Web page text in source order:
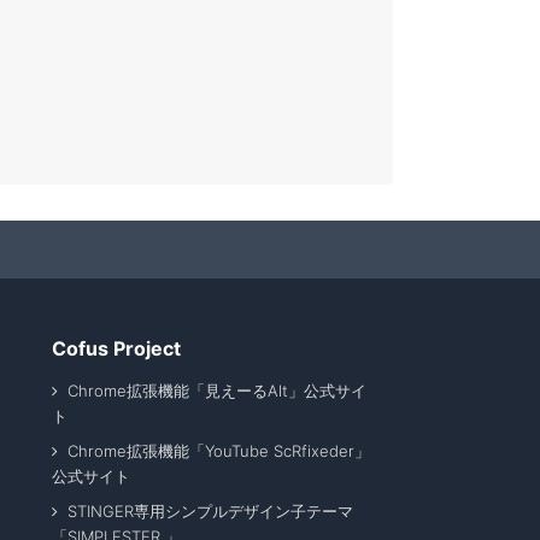
Cofus Project
Chrome拡張機能「見えーるAlt」公式サイ
ト
Chrome拡張機能「YouTube ScRfixeder」
公式サイト
STINGER専用シンプルデザイン子テーマ
「SIMPLESTER 」